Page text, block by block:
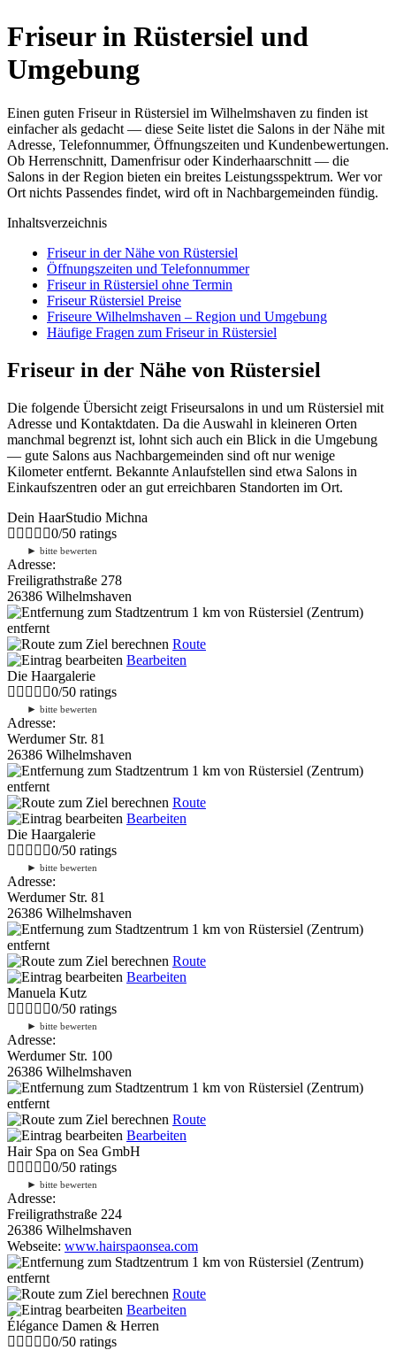
Friseur in Rüstersiel und
Umgebung
Einen guten Friseur in Rüstersiel im Wilhelmshaven zu finden ist
einfacher als gedacht — diese Seite listet die Salons in der Nähe mit
Adresse, Telefonnummer, Öffnungszeiten und Kundenbewertungen.
Ob Herrenschnitt, Damenfrisur oder Kinderhaarschnitt — die
Salons in der Region bieten ein breites Leistungsspektrum. Wer vor
Ort nichts Passendes findet, wird oft in Nachbargemeinden fündig.
Inhaltsverzeichnis
Friseur in der Nähe von Rüstersiel
Öffnungszeiten und Telefonnummer
Friseur in Rüstersiel ohne Termin
Friseur Rüstersiel Preise
Friseure Wilhelmshaven – Region und Umgebung
Häufige Fragen zum Friseur in Rüstersiel
Friseur in der Nähe von Rüstersiel
Die folgende Übersicht zeigt Friseursalons in und um Rüstersiel mit
Adresse und Kontaktdaten. Da die Auswahl in kleineren Orten
manchmal begrenzt ist, lohnt sich auch ein Blick in die Umgebung
— gute Salons aus Nachbargemeinden sind oft nur wenige
Kilometer entfernt. Bekannte Anlaufstellen sind etwa Salons in
Einkaufszentren oder an gut erreichbaren Standorten im Ort.
Dein HaarStudio Michna
0/50 ratings
► bitte bewerten
Adresse:
Freiligrathstraße 278
26386 Wilhelmshaven
1 km von Rüstersiel (Zentrum)
entfernt
Route
Bearbeiten
Die Haargalerie
0/50 ratings
► bitte bewerten
Adresse:
Werdumer Str. 81
26386 Wilhelmshaven
1 km von Rüstersiel (Zentrum)
entfernt
Route
Bearbeiten
Die Haargalerie
0/50 ratings
► bitte bewerten
Adresse:
Werdumer Str. 81
26386 Wilhelmshaven
1 km von Rüstersiel (Zentrum)
entfernt
Route
Bearbeiten
Manuela Kutz
0/50 ratings
► bitte bewerten
Adresse:
Werdumer Str. 100
26386 Wilhelmshaven
1 km von Rüstersiel (Zentrum)
entfernt
Route
Bearbeiten
Hair Spa on Sea GmbH
0/50 ratings
► bitte bewerten
Adresse:
Freiligrathstraße 224
26386 Wilhelmshaven
Webseite: www.hairspaonsea.com
1 km von Rüstersiel (Zentrum)
entfernt
Route
Bearbeiten
Élégance Damen & Herren
0/50 ratings